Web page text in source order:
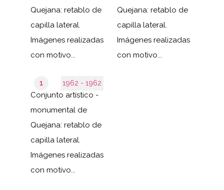
Quejana: retablo de
capilla lateral.
Imágenes realizadas
con motivo...
Quejana: retablo de
capilla lateral.
Imágenes realizadas
con motivo...
1962 - 1962
1
Conjunto artístico -
monumental de
Quejana: retablo de
capilla lateral.
Imágenes realizadas
con motivo...